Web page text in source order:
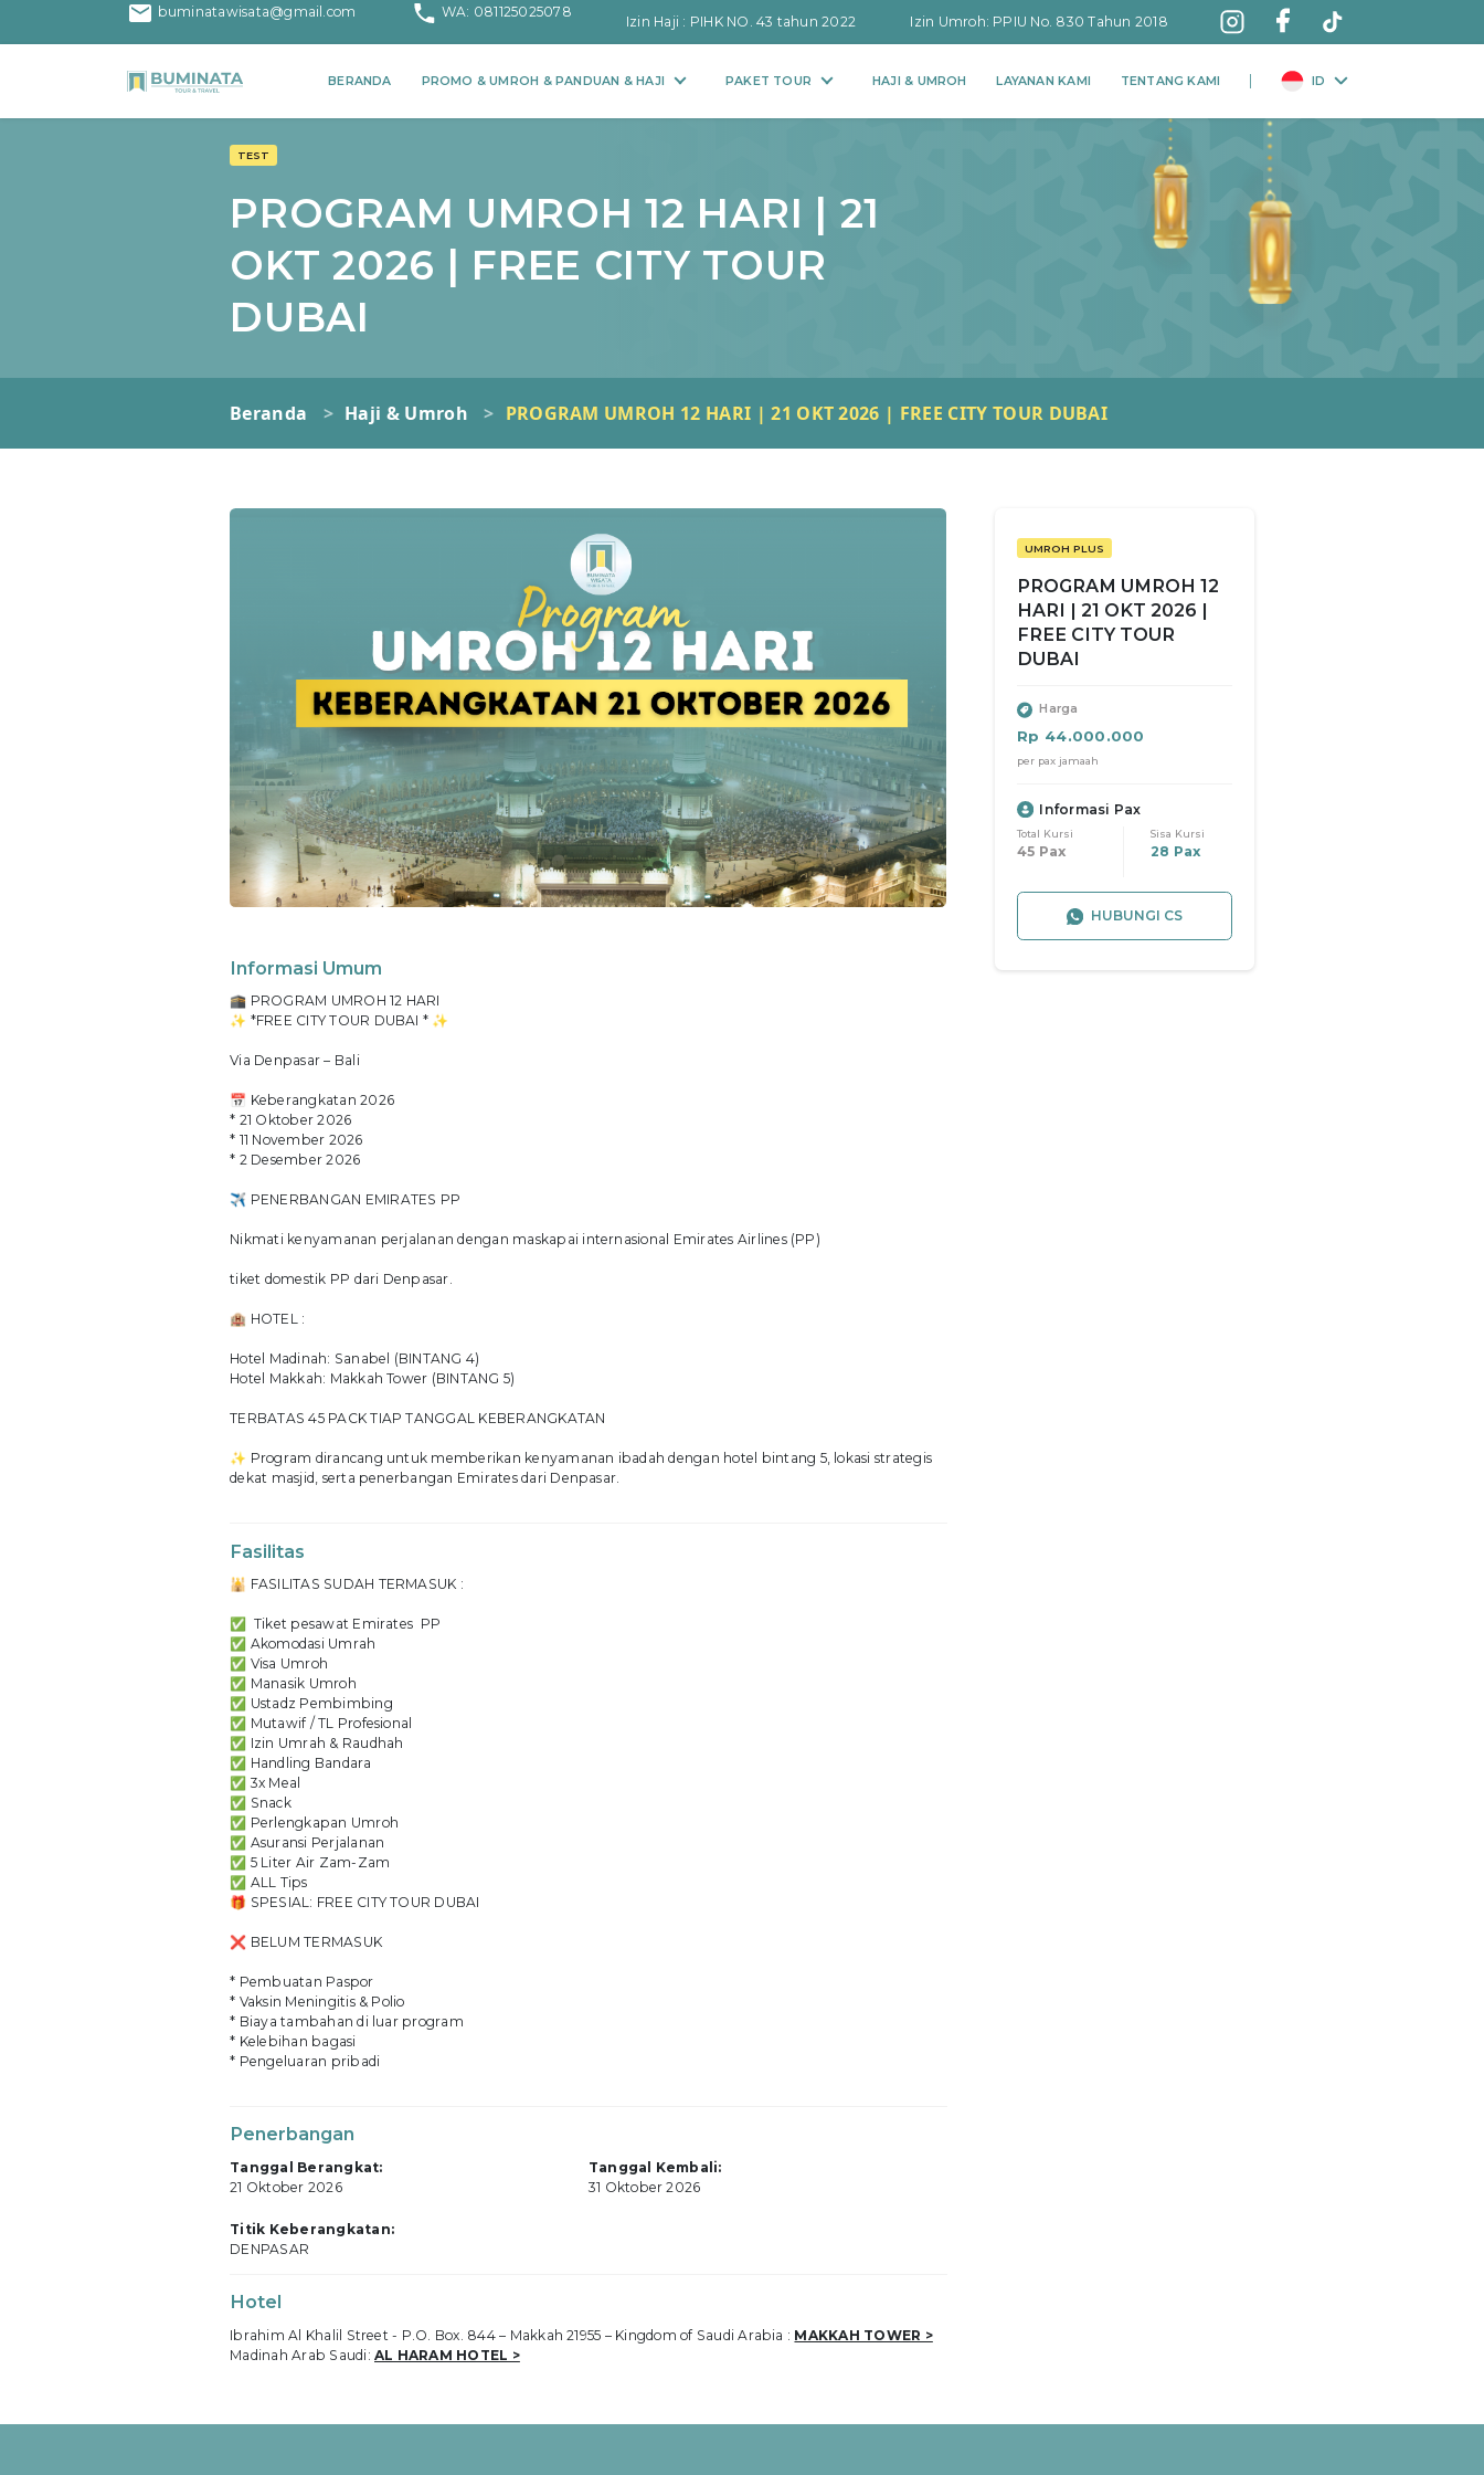
buminatawisata@gmail.com WA: 081125025078
Izin Haji : PIHK NO. 43 tahun 2022 Izin Umroh: PPIU No. 830 Tahun 2018
BERANDA PROMO & UMROH & PANDUAN & HAJI PAKET TOUR HAJI & UMROH LAYANAN KAMI TENTANG KAMI ID
TEST
PROGRAM UMROH 12 HARI | 21
OKT 2026 | FREE CITY TOUR
DUBAI
Beranda Haji & Umroh PROGRAM UMROH 12 HARI | 21 OKT 2026 | FREE CITY TOUR DUBAI
Informasi Umum
🕋 PROGRAM UMROH 12 HARI
✨ *FREE CITY TOUR DUBAI * ✨
Via Denpasar – Bali
📅 Keberangkatan 2026
* 21 Oktober 2026
* 11 November 2026
* 2 Desember 2026
✈️ PENERBANGAN EMIRATES PP
Nikmati kenyamanan perjalanan dengan maskapai internasional Emirates Airlines (PP)
tiket domestik PP dari Denpasar.
🏨 HOTEL :
Hotel Madinah: Sanabel (BINTANG 4)
Hotel Makkah: Makkah Tower (BINTANG 5)
TERBATAS 45 PACK TIAP TANGGAL KEBERANGKATAN
✨ Program dirancang untuk memberikan kenyamanan ibadah dengan hotel bintang 5, lokasi strategis
dekat masjid, serta penerbangan Emirates dari Denpasar.
Fasilitas
🕌 FASILITAS SUDAH TERMASUK :
✅ Tiket pesawat Emirates PP
✅ Akomodasi Umrah
✅ Visa Umroh
✅ Manasik Umroh
✅ Ustadz Pembimbing
✅ Mutawif / TL Profesional
✅ Izin Umrah & Raudhah
✅ Handling Bandara
✅ 3x Meal
✅ Snack
✅ Perlengkapan Umroh
✅ Asuransi Perjalanan
✅ 5 Liter Air Zam-Zam
✅ ALL Tips
🎁 SPESIAL: FREE CITY TOUR DUBAI
❌ BELUM TERMASUK
* Pembuatan Paspor
* Vaksin Meningitis & Polio
* Biaya tambahan di luar program
* Kelebihan bagasi
* Pengeluaran pribadi
Penerbangan
Tanggal Berangkat:
21 Oktober 2026
Tanggal Kembali:
31 Oktober 2026
Titik Keberangkatan:
DENPASAR
Hotel
Ibrahim Al Khalil Street - P.O. Box. 844 – Makkah 21955 – Kingdom of Saudi Arabia : MAKKAH TOWER >
Madinah Arab Saudi: AL HARAM HOTEL >
UMROH PLUS
PROGRAM UMROH 12
HARI | 21 OKT 2026 |
FREE CITY TOUR
DUBAI
Harga
Rp 44.000.000
per pax jamaah
Informasi Pax
Total Kursi
45 Pax
Sisa Kursi
28 Pax
HUBUNGI CS